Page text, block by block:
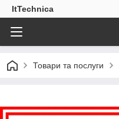
ItTechnica
Товари та послуги